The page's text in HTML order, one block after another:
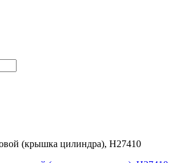
(крышка цилиндра), H27410